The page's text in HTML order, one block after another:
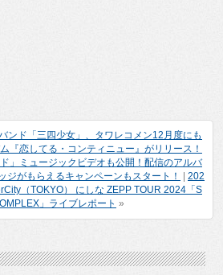
ンド「三四少女」、タワレコメン12月度にも
『恋してる・コンティニュー』がリリース！
」ミュージックビデオも公開！配信のアルバ
ジがもらえるキャンペーンもスタート！
202
（TOKYO） にしな ZEPP TOUR 2024「S
」ライブレポート »